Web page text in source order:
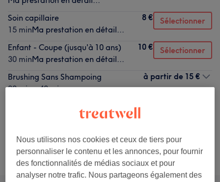
Soin capillaire
15 minMa prestation en détail...
8 € Sélectionner
Enfant - Coupe (jusqu'à 10 ans)
30 minMa prestation en détail...
10 € Sélectionner
Brushing Sans Shampoing
20 min - 40 min
à partir de 15 €
10 €
Recherchez dans notre liste de prestations
Nous utilisons nos cookies et ceux de tiers pour
personnaliser le contenu et les annonces, pour fournir
des fonctionnalités de médias sociaux et pour
analyser notre trafic. Nous partageons également des